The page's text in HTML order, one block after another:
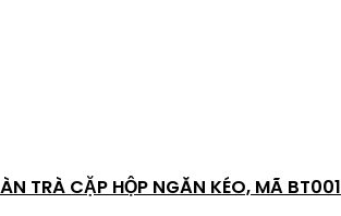
TRÀ CẶP HỘP NGĂN KÉO, MÃ BT001